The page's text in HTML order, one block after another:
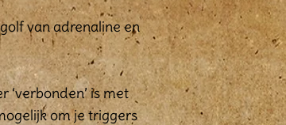
van adrenaline en
is met
om je triggers